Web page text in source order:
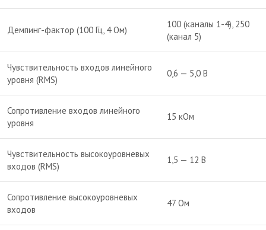
Демпинг-фактор (100 Гц, 4 Ом)
100 (каналы 1-4), 250
(канал 5)
Чувствительность входов линейного
уровня (RMS)
0,6 — 5,0 В
Сопротивление входов линейного
уровня
15 кОм
Чувствительность высокоуровневых
входов (RMS)
1,5 — 12 В
Сопротивление высокоуровневых
входов
47 Ом